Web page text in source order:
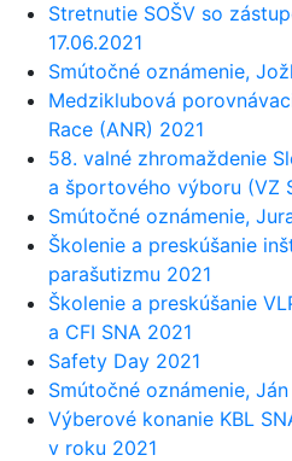
Stretnutie SOŠV so
17.06.2021
Smútočné oznámenie,
Medziklubová
Race (ANR) 2021
58. valné zhromaždenie
a športového výboru (VZ
Smútočné oznámenie,
Školenie a preskúšanie
parašutizmu 2021
Školenie a preskúšanie
a CFI SNA 2021
Safety Day 2021
Smútočné oznámenie,
Výberové konanie KBL
v roku 2021